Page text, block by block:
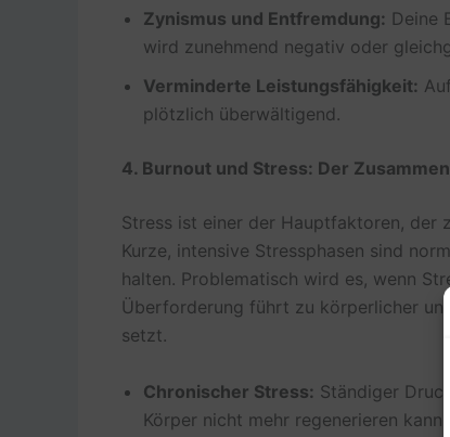
Zynismus und Entfremdung: Deine
wird zunehmend negativ oder
Verminderte Leistungsfähigkeit:
plötzlich überwältigend.
4. Burnout und Stress: Der
Stress ist einer der Hauptfaktoren, der
Kurze, intensive Stressphasen sind
halten. Problematisch wird es, wenn
Überforderung führt zu körperlicher
setzt.
Chronischer Stress: Ständiger
Körper nicht mehr regenerieren